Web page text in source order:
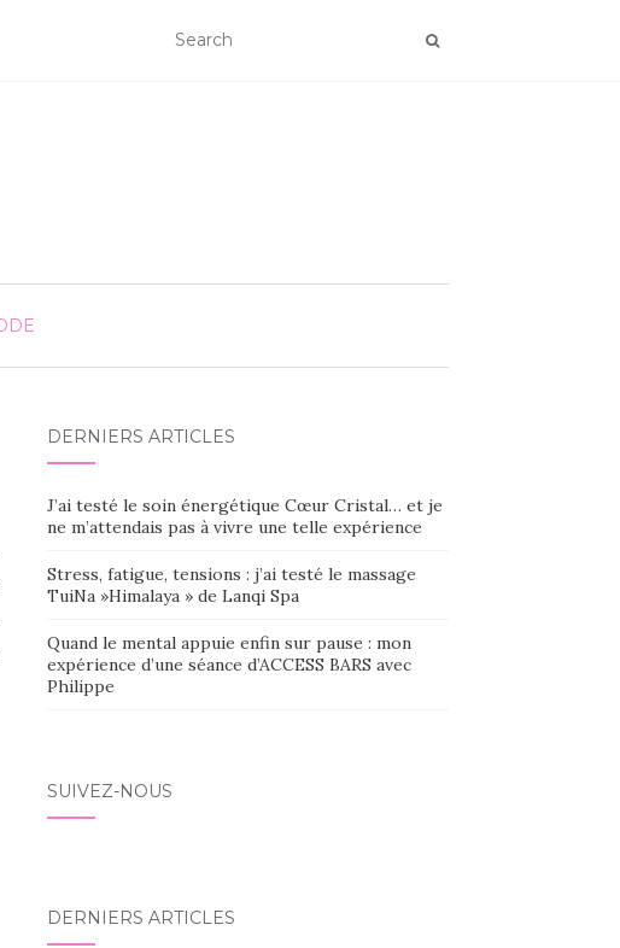
DERNIERS ARTICLES
J’ai testé le soin énergétique Cœur Cristal… et je
ne m’attendais pas à vivre une telle expérience
Stress, fatigue, tensions : j’ai testé le massage
TuiNa »Himalaya » de Lanqi Spa
Quand le mental appuie enfin sur pause : mon
expérience d’une séance d’ACCESS BARS avec
Philippe
SUIVEZ-NOUS
DERNIERS ARTICLES